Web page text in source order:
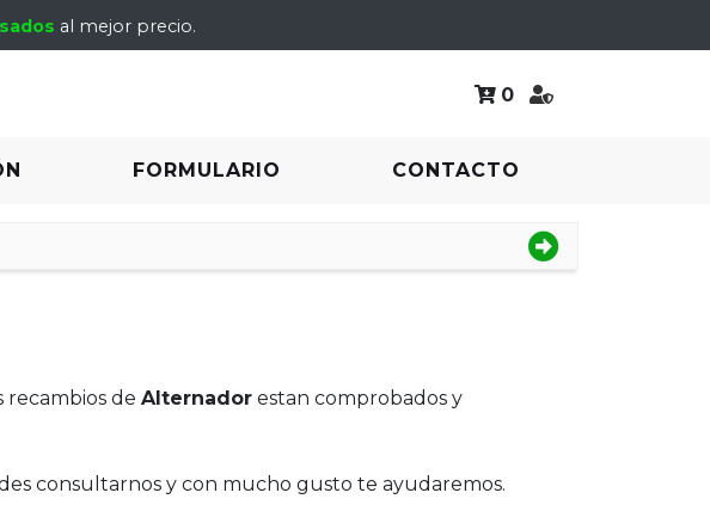
al mejor precio.
0
FORMULARIO CONTACTO
recambios de Alternador estan comprobados y
consultarnos y con mucho gusto te ayudaremos.